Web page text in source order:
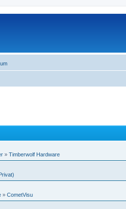
» Timberwolf Hardware
» CometVisu